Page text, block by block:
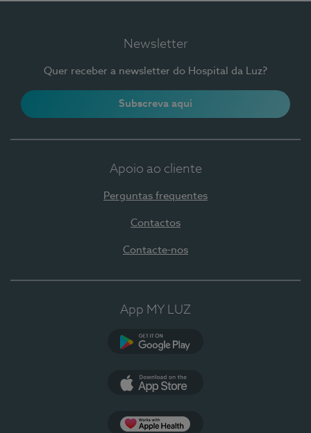
Newsletter
Quer receber a newsletter do Hospital da Luz?
Subscreva aqui
Apoio ao cliente
Perguntas frequentes
Contactos
Contacte-nos
App MY LUZ